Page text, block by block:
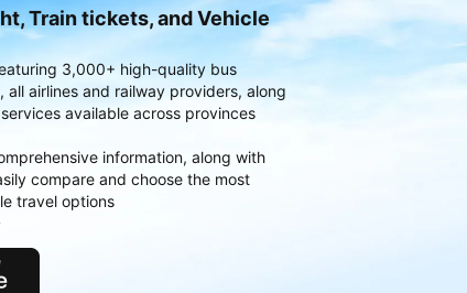
Train tickets, and Vehicle
3,000+ high-quality bus
airlines and railway providers, along
available across provinces
information, along with
compare and choose the most
travel options